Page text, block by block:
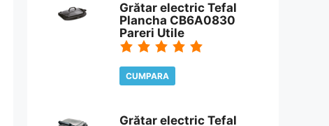
Grătar electric Tefal
Plancha CB6A0830
Pareri Utile
CUMPARA
Grătar electric Tefal